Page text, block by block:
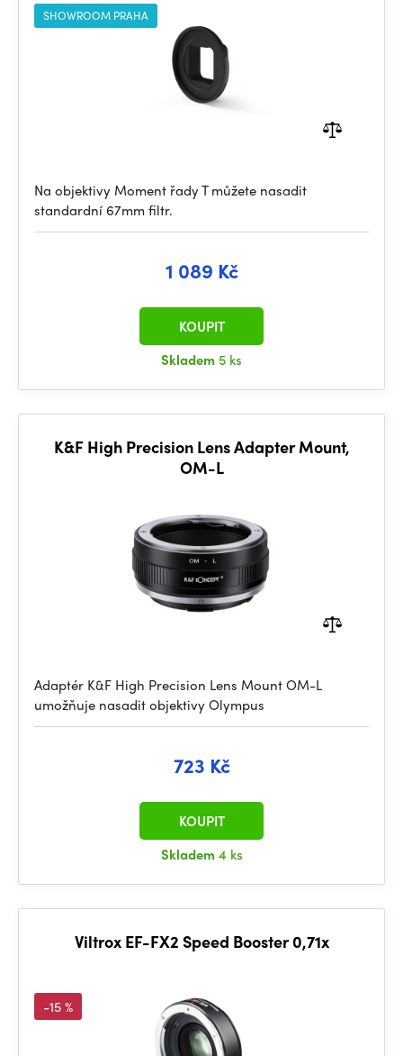
SHOWROOM PRAHA
Na objektivy Moment řady T můžete nasadit
standardní 67mm filtr.
1 089 Kč
Skladem 5 ks
KOUPIT
K&F High Precision Lens Adapter Mount,
OM-L
Adaptér K&F High Precision Lens Mount OM-L
umožňuje nasadit objektivy Olympus
723 Kč
Skladem4 ks
KOUPIT
Viltrox EF-FX2 Speed Booster 0,71x
-15 %